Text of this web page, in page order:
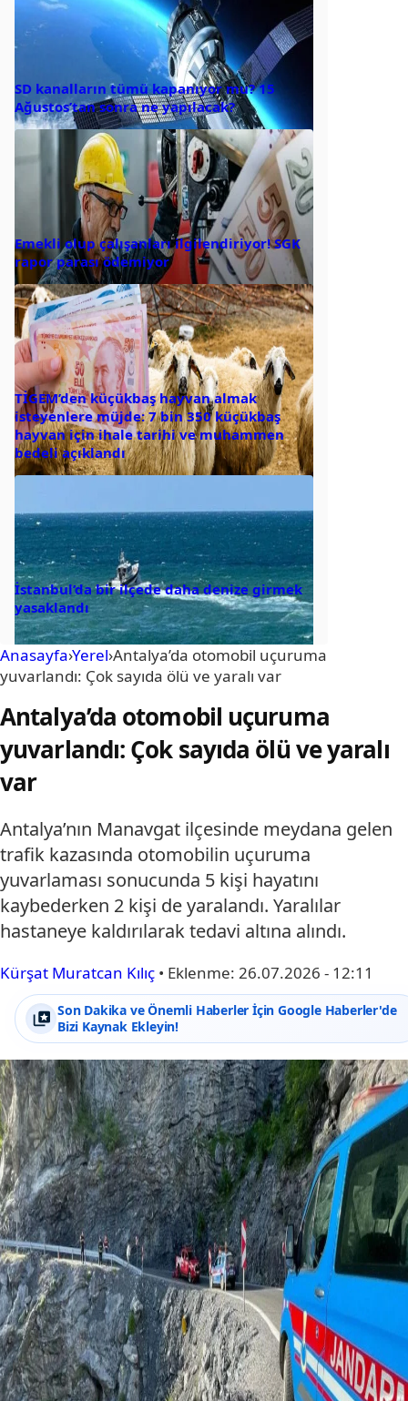
SD kanalların tümü kapanıyor mu? 15
Ağustos’tan sonra ne yapılacak?
Emekli olup çalışanları ilgilendiriyor! SGK
rapor parası ödemiyor
TİGEM’den küçükbaş hayvan almak
isteyenlere müjde: 7 bin 350 küçükbaş
hayvan için ihale tarihi ve muhammen
bedeli açıklandı
İstanbul’da bir ilçede daha denize girmek
yasaklandı
Anasayfa›Yerel›Antalya’da otomobil uçuruma
yuvarlandı: Çok sayıda ölü ve yaralı var
Antalya’da otomobil uçuruma
yuvarlandı: Çok sayıda ölü ve yaralı
var
Antalya’nın Manavgat ilçesinde meydana gelen
trafik kazasında otomobilin uçuruma
yuvarlaması sonucunda 5 kişi hayatını
kaybederken 2 kişi de yaralandı. Yaralılar
hastaneye kaldırılarak tedavi altına alındı.
Kürşat Muratcan Kılıç • Eklenme: 26.07.2026 - 12:11
Son Dakika ve Önemli Haberler İçin Google Haberler'de
Bizi Kaynak Ekleyin!